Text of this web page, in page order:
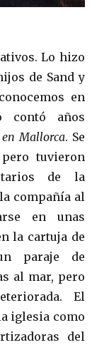
Lo hizo
de Sand y
en
contó años
Mallorca. Se
tuvieron
de la
compañía al
en unas
la cartuja de
paraje de
al mar, pero
El
iglesia como
del